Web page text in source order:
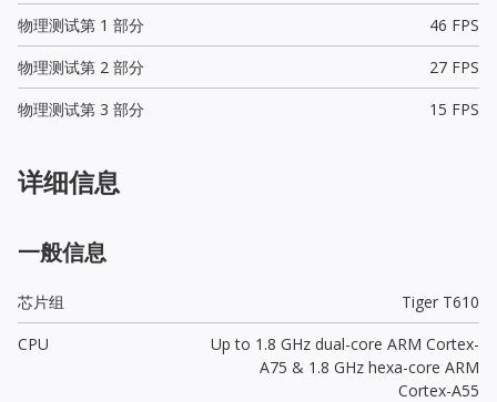
物理测试第 1 部分
46 FPS
物理测试第 2 部分
27 FPS
物理测试第 3 部分
15 FPS
详细信息
一般信息
芯片组
Tiger T610
CPU
Up to 1.8 GHz dual-core ARM Cortex-
A75 & 1.8 GHz hexa-core ARM
Cortex-A55